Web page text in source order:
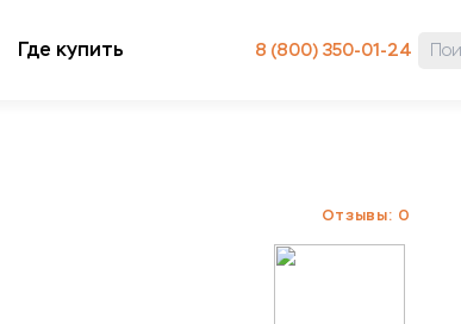
Где купить 8 (800) 350-01-24
Отзывы: 0